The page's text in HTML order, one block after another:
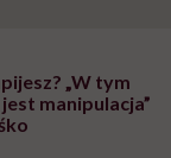
„W tym
manipulacja”